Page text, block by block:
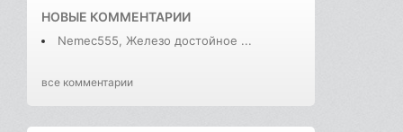
НОВЫЕ КОММЕНТАРИИ
Nemec555, Железо достойное ...
все комментарии